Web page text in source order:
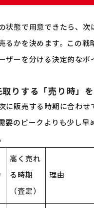
状態で用意できたら、次
るかを決めます。この戦
ザーを分ける決定的なポ
取りする「売り時」
に販売する時期に合わせ
要のピークよりも少し早
高く売れ
る時期
（査定）
理由